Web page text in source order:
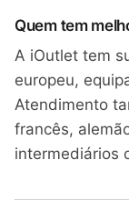
Quem tem
A iOutlet tem
europeu,
Atendimento
francês,
intermediários